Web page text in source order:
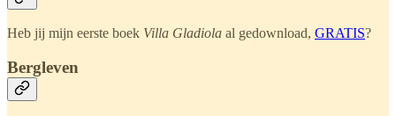
Heb jij mijn eerste boek Villa Gladiola al gedownload, GRATIS?
Bergleven